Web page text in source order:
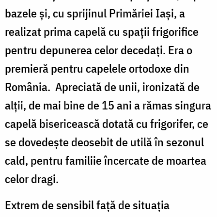
bazele și, cu sprijinul Primăriei Iași, a
realizat prima capelă cu spații frigorifice
pentru depunerea celor decedați. Era o
premieră pentru capelele ortodoxe din
România. Apreciată de unii, ironizată de
alții, de mai bine de 15 ani a rămas singura
capelă bisericească dotată cu frigorifer, ce
se dovedește deosebit de utilă în sezonul
cald, pentru familiie încercate de moartea
celor dragi.
Extrem de sensibil față de situația